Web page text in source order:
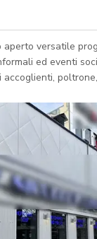
aperto versatile
ed eventi
accoglienti,
capacità di posti a